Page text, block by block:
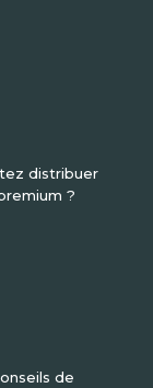
distribuer
?
de